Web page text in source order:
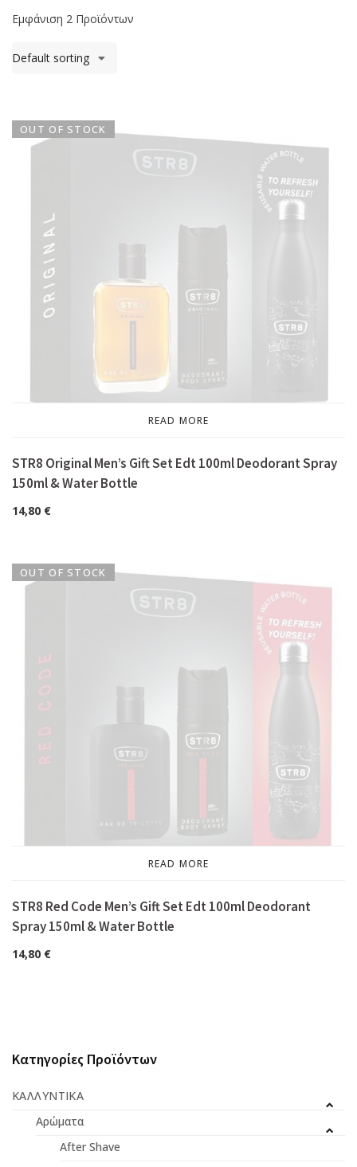
Εμφάνιση 2 Προϊόντων
Default sorting
OUT OF STOCK
READ MORE
STR8 Original Men’s Gift Set Edt 100ml Deodorant Spray
150ml & Water Bottle
14,80 €
OUT OF STOCK
READ MORE
STR8 Red Code Men’s Gift Set Edt 100ml Deodorant
Spray 150ml & Water Bottle
14,80 €
Κατηγορίες Προϊόντων
ΚΑΛΛΥΝΤΙΚΆ
Αρώματα
After Shave